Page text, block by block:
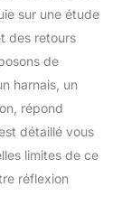
sur une étude
des retours
de
harnais, un
répond
détaillé vous
limites de ce
réflexion